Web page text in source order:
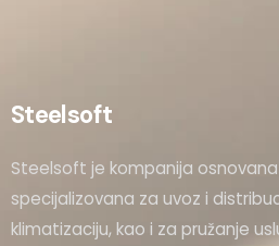
Steelsoft
Steelsoft je kompanija osnovana
specijalizovana za uvoz i
klimatizaciju, kao i za pružanje